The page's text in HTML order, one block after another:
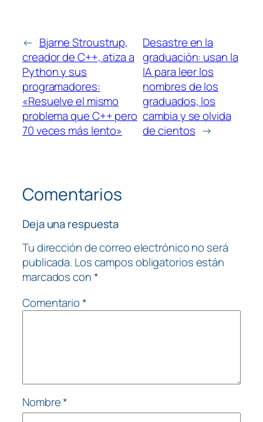
← Bjarne Stroustrup,
creador de C++, atiza a
Python y sus
programadores:
«Resuelve el mismo
problema que C++ pero
70 veces más lento»
Desastre en la
graduación: usan la
IA para leer los
nombres de los
graduados, los
cambia y se olvida
de cientos →
Comentarios
Deja una respuesta
Tu dirección de correo electrónico no será
publicada. Los campos obligatorios están
marcados con*
Comentario*
Nombre*